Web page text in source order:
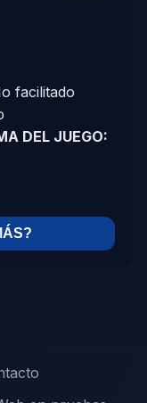
facilitado
DEL JUEGO: